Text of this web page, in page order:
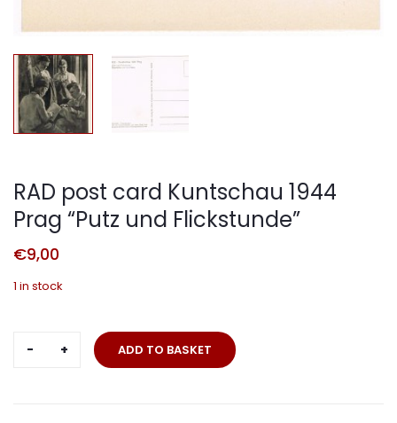
RAD post card Kuntschau 1944
Prag “Putz und Flickstunde”
€9,00
1 in stock
ADD TO BASKET